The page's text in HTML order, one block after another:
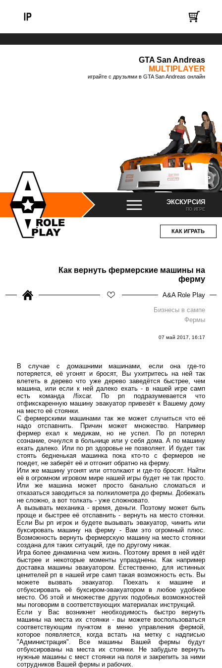
GTA San Andreas
MULTIPLAYER
играйте с друзьями в GTA San Andreas онлайн
ЭКСКУРСИЯ
ПО ИГРЕ
КАК ИГРАТЬ
Как вернуть фермерские машины на
ферму
A&A Role Play
Бизнесы в сампе
Фермы
07 май 2017, 16:17
В случае с домашними машинами, если она где-то
потеряется, её угонят и бросят, Вы ухитритесь на ней так
влететь в дерево что уже дерево заведётся быстрее, чем
машина, или если к ней далеко ехать - в нашей игре самп
есть команда /fixcar. По рп подразумевается что
отфикскаренную машину эвакуатор привезёт к Вашему дому
на место её стоянки.
С фермерскими машинами так же может случиться что её
надо отспавнить. Причин может множество. Например
фермер ехал к медикам, но не успел. По рп потерял
сознание, очнулся в больнице или у себя дома. А по машину
ехать далеко. Или по рп здоровье не позволяет. И будет так
стоять бедненькая машинка пока кто-то с фермеров не
поедет, не заберёт её и отгонит обратно на ферму.
Или же машину угонят или оттолкают и где-то бросят. Найти
её в огромном игровом мире нашей игры будет не так просто.
Или же машина может просто банально сломаться и
отказаться заводиться за полкилометра до фермы. Добежать
не сложно, а вот толкать - уже сложновато.
А вызывать механика - время, деньги. Поэтому может быть
проще и быстрее её отспавнить - вернуть на место стоянки.
Если Вы рп игрок и будете вызывать эвакуатор, чинить или
буксировать машину на ферму - Вам это огромный плюс.
Возможность вернуть фермерскую машину на место стоянки
создана для таких ситуаций, где по другому никак.
Игра более динамична чем жизнь. Поэтому время в ней идёт
быстрее и некоторые моменты упразднены. Как например
доставка машины эвакуатором. Естественно, для истинных
ценителей рп в нашей игре самп такая возможность есть. Вы
можете вызвать эвакуатор. Поехать к машине и
отбуксировать её буксиром-эвакуатором в любое удобное
место. Об этой и множестве других подобных возможностей
мы поговорим в соответствующих материалах инструкций.
Если у Вас возникнет необходимость быстро вернуть
машины на места их стоянки - вы можете воспользоваться
соответствующим пунктом в меню управления фермой,
которое появляется, когда встать на метку с надписью
"Администрация". Все машины Вашей фермы будут
отбуксированы на места их стоянки. Не забудьте вернуть
нужные машины с мест стоянки на поля и закрепить за ними
сотрудников Вашей фермы и рабочих.